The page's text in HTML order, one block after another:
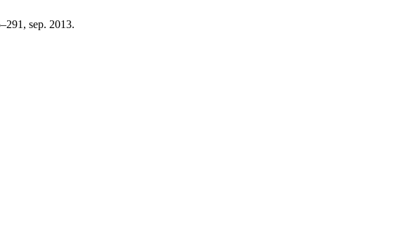
sep. 2013.